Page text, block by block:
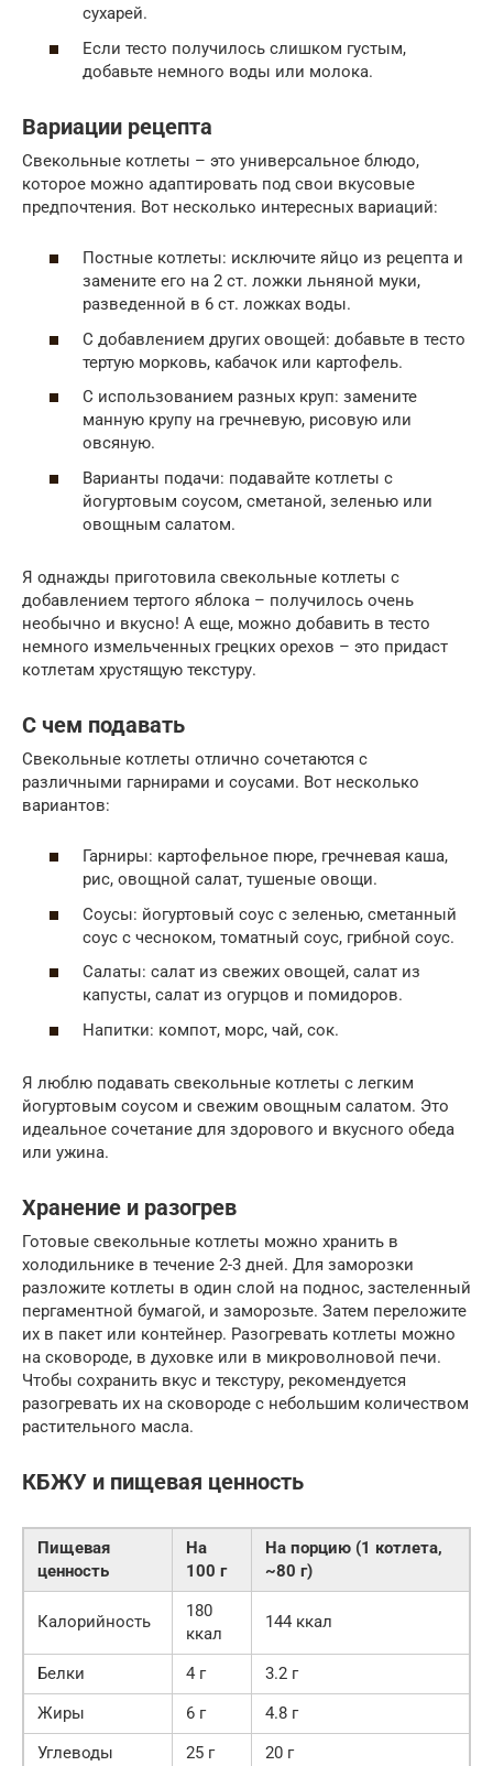
сухарей.
Если тесто получилось слишком густым,
добавьте немного воды или молока.
Вариации рецепта
Свекольные котлеты – это универсальное блюдо,
которое можно адаптировать под свои вкусовые
предпочтения. Вот несколько интересных вариаций:
Постные котлеты: исключите яйцо из рецепта и
замените его на 2 ст. ложки льняной муки,
разведенной в 6 ст. ложках воды.
С добавлением других овощей: добавьте в тесто
тертую морковь, кабачок или картофель.
С использованием разных круп: замените
манную крупу на гречневую, рисовую или
овсяную.
Варианты подачи: подавайте котлеты с
йогуртовым соусом, сметаной, зеленью или
овощным салатом.
Я однажды приготовила свекольные котлеты с
добавлением тертого яблока – получилось очень
необычно и вкусно! А еще, можно добавить в тесто
немного измельченных грецких орехов – это придаст
котлетам хрустящую текстуру.
С чем подавать
Свекольные котлеты отлично сочетаются с
различными гарнирами и соусами. Вот несколько
вариантов:
Гарниры: картофельное пюре, гречневая каша,
рис, овощной салат, тушеные овощи.
Соусы: йогуртовый соус с зеленью, сметанный
соус с чесноком, томатный соус, грибной соус.
Салаты: салат из свежих овощей, салат из
капусты, салат из огурцов и помидоров.
Напитки: компот, морс, чай, сок.
Я люблю подавать свекольные котлеты с легким
йогуртовым соусом и свежим овощным салатом. Это
идеальное сочетание для здорового и вкусного обеда
или ужина.
Хранение и разогрев
Готовые свекольные котлеты можно хранить в
холодильнике в течение 2-3 дней. Для заморозки
разложите котлеты в один слой на поднос, застеленный
пергаментной бумагой, и заморозьте. Затем переложите
их в пакет или контейнер. Разогревать котлеты можно
на сковороде, в духовке или в микроволновой печи.
Чтобы сохранить вкус и текстуру, рекомендуется
разогревать их на сковороде с небольшим количеством
растительного масла.
КБЖУ и пищевая ценность
Пищевая
ценность
На
100 г
На порцию (1 котлета,
~80 г)
Калорийность
180
ккал
144 ккал
Белки 4 г
3.2 г
Жиры
6 г
4.8 г
Углеводы
25 г 20 г